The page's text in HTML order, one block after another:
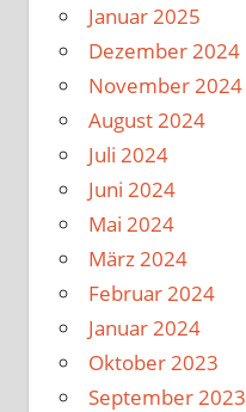
Januar 2025
Dezember 2024
November 2024
August 2024
Juli 2024
Juni 2024
Mai 2024
März 2024
Februar 2024
Januar 2024
Oktober 2023
September 2023